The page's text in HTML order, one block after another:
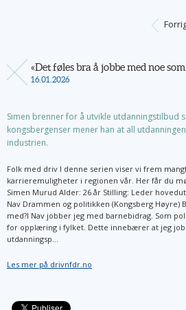
«Det føles bra å jobbe med noe
16.01.2026
Simen brenner for å utvikle utdanningstilbud
kongsbergenser mener han at all
industrien.
Folk med driv I denne serien viser vi frem
karrieremuligheter i regionen vår. Her får du
Simen Murud Alder: 26 år Stilling: Leder
Nav Drammen og politikken (Kongsberg Høyre)
med?I Nav jobber jeg med barnebidrag. Som
for opplæring i fylket. Dette innebærer at jeg
utdanningsp...
Les mer på drivnfdr.no